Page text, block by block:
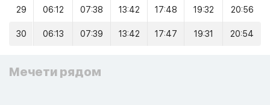
29 06:12 07:38 13:42 17:48 19:32 20:56
30 06:13 07:39 13:42 17:47 19:31 20:54
Мечети рядом